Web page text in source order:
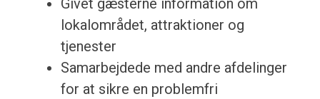
Givet gæsterne information om
lokalområdet, attraktioner og
tjenester
Samarbejdede med andre afdelinger
for at sikre en problemfri